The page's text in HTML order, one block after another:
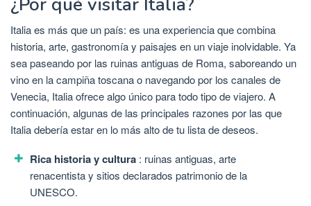
Italia es más que un país: es una experiencia que combina
historia, arte, gastronomía y paisajes en un viaje inolvidable. Ya
sea paseando por las ruinas antiguas de Roma, saboreando un
vino en la campiña toscana o navegando por los canales de
Venecia, Italia ofrece algo único para todo tipo de viajero. A
continuación, algunas de las principales razones por las que
Italia debería estar en lo más alto de tu lista de deseos.
Rica historia y cultura : ruinas antiguas, arte
renacentista y sitios declarados patrimonio de la
UNESCO.